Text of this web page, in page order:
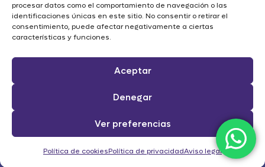
procesar datos como el comportamiento de navegación o las
identificaciones únicas en este sitio. No consentir o retirar el
consentimiento, puede afectar negativamente a ciertas
características y funciones.
Aceptar
Denegar
Ver preferencias
Política de cookiesPolítica de privacidadAviso legal
info@grupoenega.com
942 303 537
Calle Floranes Nº 21,
39010 Santander
Cantabria